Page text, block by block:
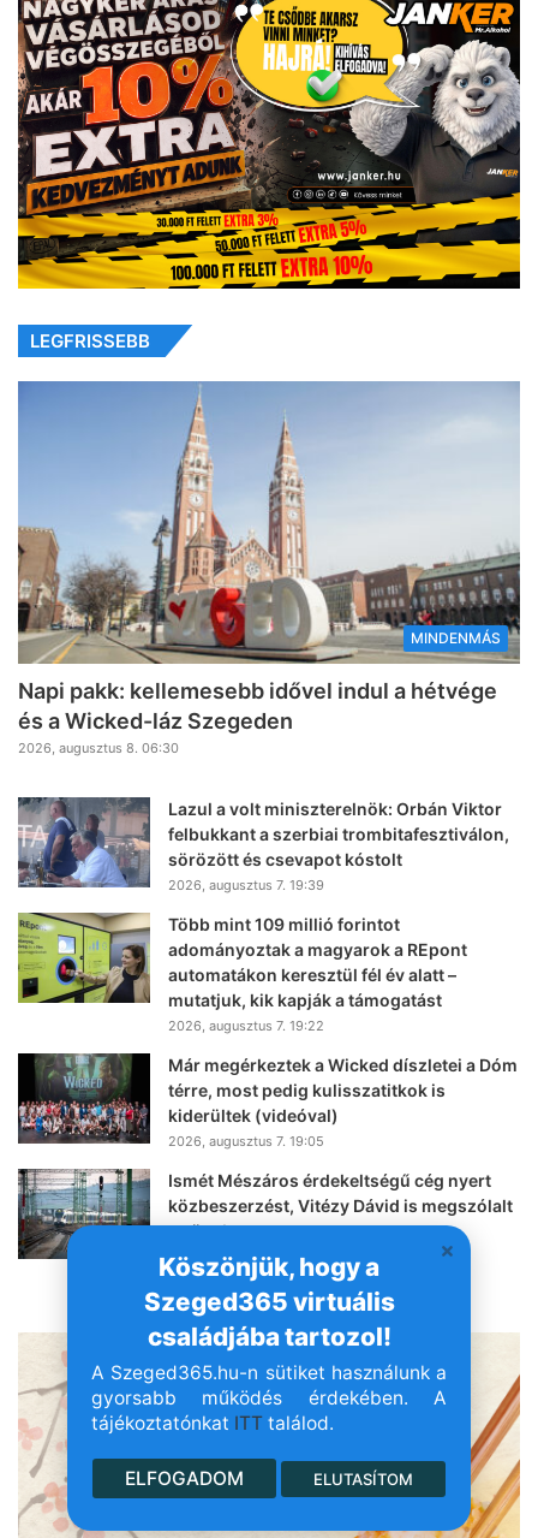
Köszönjük, hogy a
Szeged365 virtuális
családjába tartozol!
A Szeged365.hu-n sütiket használunk a
gyorsabb működés érdekében. A
tájékoztatónkat ITT találod.
ELFOGADOM ELUTASÍTOM
LEGFRISSEBB
MINDENMÁS
Napi pakk: kellemesebb idővel indul a hétvége
és a Wicked-láz Szegeden
2026, augusztus 8. 06:30
Lazul a volt miniszterelnök: Orbán Viktor
felbukkant a szerbiai trombitafesztiválon,
sörözött és csevapot kóstolt
2026, augusztus 7. 19:39
Több mint 109 millió forintot
adományoztak a magyarok a REpont
automatákon keresztül fél év alatt –
mutatjuk, kik kapják a támogatást
2026, augusztus 7. 19:22
Már megérkeztek a Wicked díszletei a Dóm
térre, most pedig kulisszatitkok is
kiderültek (videóval)
2026, augusztus 7. 19:05
Ismét Mészáros érdekeltségű cég nyert
közbeszerzést, Vitézy Dávid is megszólalt
az ügyben
2026, augusztus 7. 18:36
- Hirdetés -